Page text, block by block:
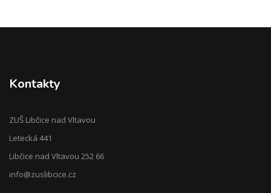
Kontakty
ZUŠ Libčice nad Vltavou
Letecká 441
Libčice nad Vltavou 252 66
info@zuslibcice.cz